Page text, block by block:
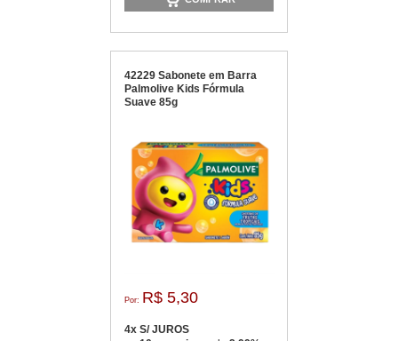
42229 Sabonete em Barra
Palmolive Kids Fórmula
Suave 85g
Por: R$ 5,30
4x S/ JUROS